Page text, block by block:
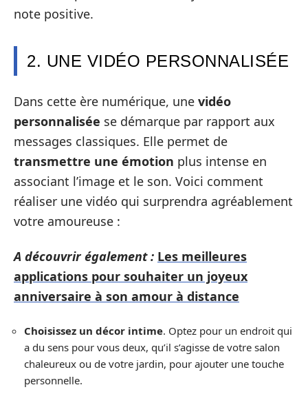
note positive.
2. UNE VIDÉO PERSONNALISÉE
Dans cette ère numérique, une vidéo
personnalisée se démarque par rapport aux
messages classiques. Elle permet de
transmettre une émotion plus intense en
associant l’image et le son. Voici comment
réaliser une vidéo qui surprendra agréablement
votre amoureuse :
A découvrir également : Les meilleures
applications pour souhaiter un joyeux
anniversaire à son amour à distance
Choisissez un décor intime. Optez pour un endroit qui
a du sens pour vous deux, qu’il s’agisse de votre salon
chaleureux ou de votre jardin, pour ajouter une touche
personnelle.